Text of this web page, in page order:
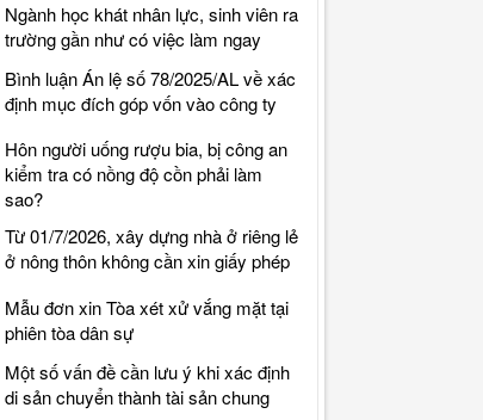
Ngành học khát nhân lực, sinh viên ra
trường gần như có việc làm ngay
Bình luận Án lệ số 78/2025/AL về xác
định mục đích góp vốn vào công ty
Hôn người uống rượu bia, bị công an
kiểm tra có nồng độ cồn phải làm
sao?
Từ 01/7/2026, xây dựng nhà ở riêng lẻ
ở nông thôn không cần xin giấy phép
Mẫu đơn xin Tòa xét xử vắng mặt tại
phiên tòa dân sự
Một số vấn đề cần lưu ý khi xác định
di sản chuyển thành tài sản chung